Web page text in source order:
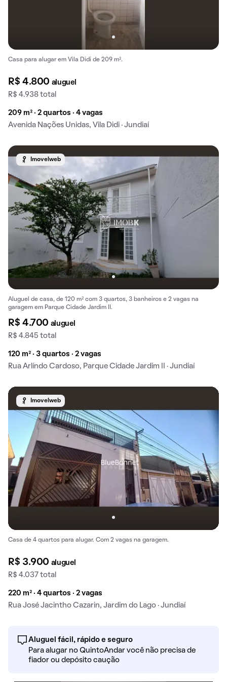
Casa para alugar em Vila Didi de 209 m².
R$ 4.800 aluguel
R$ 4.938 total
209 m² · 2 quartos · 4 vagas
Avenida Nações Unidas, Vila Didi · Jundiaí
Imovelweb
Aluguel de casa, de 120 m² com 3 quartos, 3 banheiros e 2 vagas na
garagem em Parque Cidade Jardim II.
R$ 4.700 aluguel
R$ 4.845 total
120 m² · 3 quartos · 2 vagas
Rua Arlíndo Cardoso, Parque Cidade Jardim II · Jundiaí
Imovelweb
Casa de 4 quartos para alugar. Com 2 vagas na garagem.
R$ 3.900 aluguel
R$ 4.037 total
220 m² · 4 quartos · 2 vagas
Rua José Jacintho Cazarin, Jardim do Lago · Jundiaí
Aluguel fácil, rápido e seguro
Para alugar no QuintoAndar você não precisa de
fiador ou depósito caução